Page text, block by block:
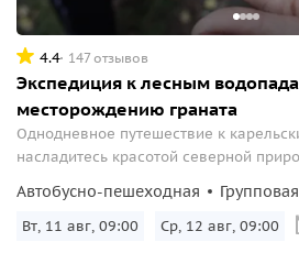
4.4 147 отзывов
Экспедиция к лесным
месторождению граната
Однодневное путешествие к
насладитесь красотой северной
Автобусно-пешеходная
Вт, 11 авг, 09:00 Ср, 12 авг, 09:00